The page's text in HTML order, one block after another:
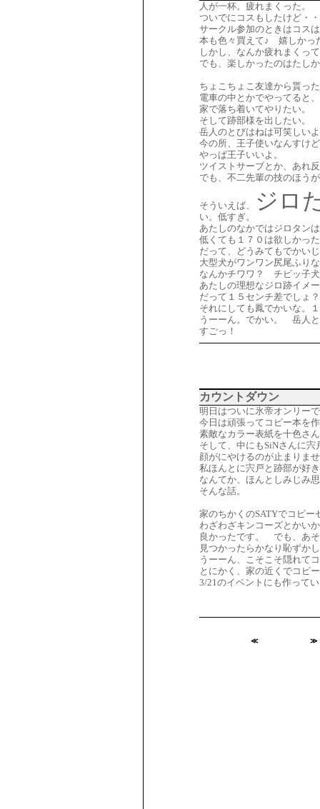
人が一杯。疲れまくった。
ついでにコスもしたけど・
サークル参加のときはコス
本も色々買えて♪ 嬉しかっ
しかし、なんか疲れまくっ
でも、楽しかったのはたし
ちょこちょこ友達から貰っ
電車の中とかでやってると
家で落ち着いてやりたい。
そして跡部様を出したい。
岳人のとびはねは可笑しい
今の所、王子使いなんすけ
やっぱ王子いいよ。
ツイストサーブとか、あれ
でも、不二先輩の技のほう
そういえば、 ジロ
い。低すぎ。
あたしのなかではジロタン
低くても１７０は欲しかっ
だって、どうみてもでかい
大型犬がワンワン尻尾ふり
なんかチワワ？ チビッ子
あたしの理想なジロ跡イメ
だって１５センチ差でしょ
それにしても鳳でかいな。
うーーん。でかい。 岳人
すごっ！
カウントダウン
明日はついに氷帝オンリー
今日は頑張ってコピー本を
素敵なカラー表紙を十色さ
そして、中にもSiNさんに
顔がにやけるのが止まりま
私ほんとに宍戸と跡部が好
なんてか、ほんとしみじみ
そんな話。
家のちかくのSATYでコピ
わざわざキンコーズとかい
良かったです。 でも、あ
見つかったらかなり恥ずか
うーーん、こそこそ隠れて
とにかく、家の近くでコピ
3/21のイベントにも作って
≪ ≫